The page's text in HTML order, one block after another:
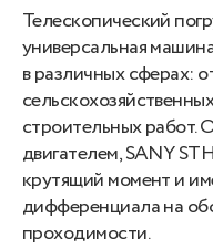
Телескопический
универсальная
в различных сферах:
строительных
двигателем, SANY
крутящий момент и
дифференциала на
проходимости.